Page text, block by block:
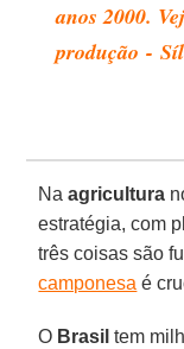
anos 2000.
produção -
Naagricultura
estratégia, com
três coisas são
camponesa é
O Brasil tem